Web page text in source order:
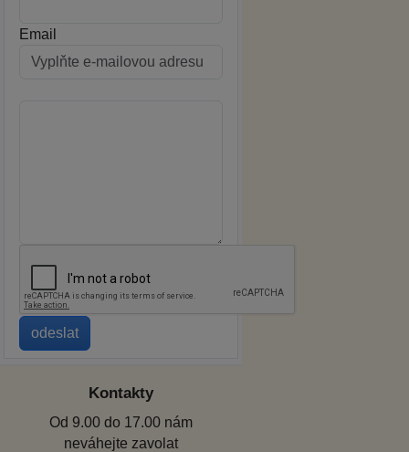
Email
Kontakty
Od 9.00 do 17.00 nám
neváhejte zavolat